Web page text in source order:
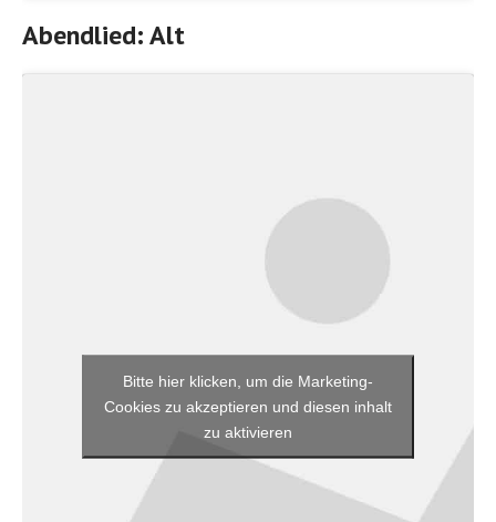
Abendlied: Alt
Bitte hier klicken, um die Marketing-
Cookies zu akzeptieren und diesen inhalt
zu aktivieren